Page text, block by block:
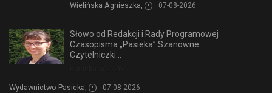
Wielińska Agnieszka, 07-08-2026
Słowo od Redakcji i Rady Programowej
Czasopisma „Pasieka” Szanowne
Czytelniczki...
Wydawnictwo Pasieka, 07-08-2026